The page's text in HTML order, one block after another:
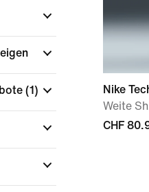
(1)
Nike
Weite
CHF